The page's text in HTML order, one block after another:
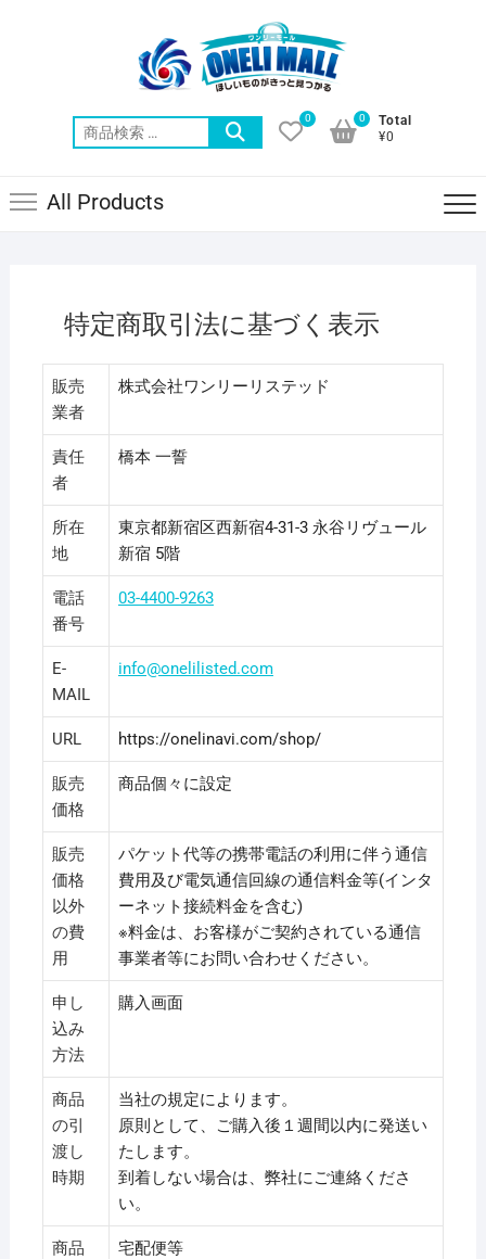
索
0
Total
¥0
0
All Products
特定商取引法に基づく表示
販売
業者
株式会社ワンリーリステッド
責任
者
橋本 一誓
所在
地
東京都新宿区西新宿4-31-3 永谷リヴュール
新宿 5階
電話
番号
03-4400-9263
E-
MAIL
info@onelilisted.com
URL https://onelinavi.com/shop/
販売
価格
商品個々に設定
販売
価格
以外
の費
用
パケット代等の携帯電話の利用に伴う通信
費用及び電気通信回線の通信料金等(インタ
ーネット接続料金を含む)
※料金は、お客様がご契約されている通信
事業者等にお問い合わせください。
申し
込み
方法
購入画面
商品
の引
渡し
時期
当社の規定によります。
原則として、ご購入後１週間以内に発送い
たします。
到着しない場合は、弊社にご連絡くださ
い。
商品
宅配便等